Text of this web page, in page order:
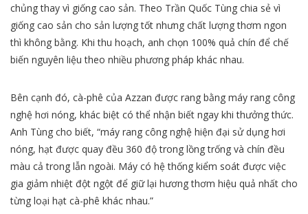
chủng thay vì giống cao sản. Theo Trần Quốc Tùng chia sẻ vì
giống cao sản cho sản lượng tốt nhưng chất lượng thơm ngon
thì không bằng. Khi thu hoạch, anh chọn 100% quả chín để chế
biến nguyên liệu theo nhiều phương pháp khác nhau.
Bên cạnh đó, cà-phê của Azzan được rang bằng máy rang công
nghệ hơi nóng, khác biệt có thể nhận biết ngay khi thưởng thức.
Anh Tùng cho biết, “máy rang công nghệ hiện đại sử dụng hơi
nóng, hạt được quay đều 360 độ trong lồng trống và chín đều
màu cả trong lẫn ngoài. Máy có hệ thống kiểm soát được việc
gia giảm nhiệt đột ngột để giữ lại hương thơm hiệu quả nhất cho
từng loại hạt cà-phê khác nhau.”